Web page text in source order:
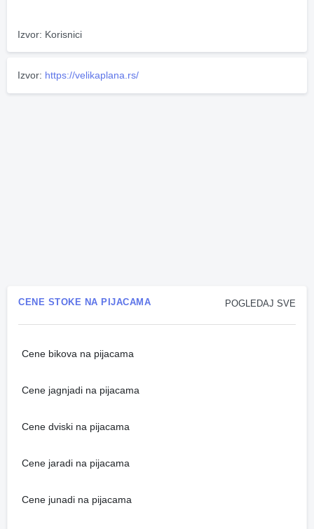
Izvor: Korisnici
Izvor: https://velikaplana.rs/
POGLEDAJ SVE
CENE STOKE NA PIJACAMA
Cene bikova na pijacama
Cene jagnjadi na pijacama
Cene dviski na pijacama
Cene jaradi na pijacama
Cene junadi na pijacama